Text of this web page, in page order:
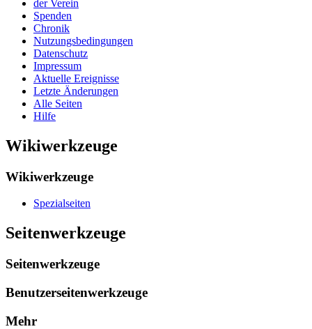
der Verein
Spenden
Chronik
Nutzungsbedingungen
Datenschutz
Impressum
Aktuelle Ereignisse
Letzte Änderungen
Alle Seiten
Hilfe
Wikiwerkzeuge
Wikiwerkzeuge
Spezialseiten
Seitenwerkzeuge
Seitenwerkzeuge
Benutzerseitenwerkzeuge
Mehr